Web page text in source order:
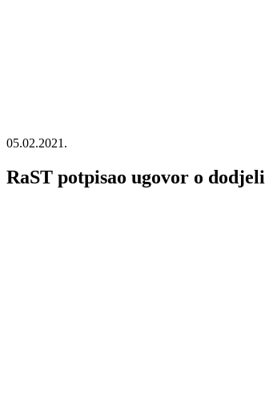
05.02.2021.
RaST potpisao ugovor o